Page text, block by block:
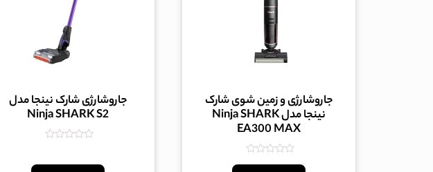
جاروشارژی و زمین شوی شارک
نینجا مدل Ninja SHARK
EA300 MAX
جاروشارژی شارک نینجا مدل
Ninja SHARK S2
از